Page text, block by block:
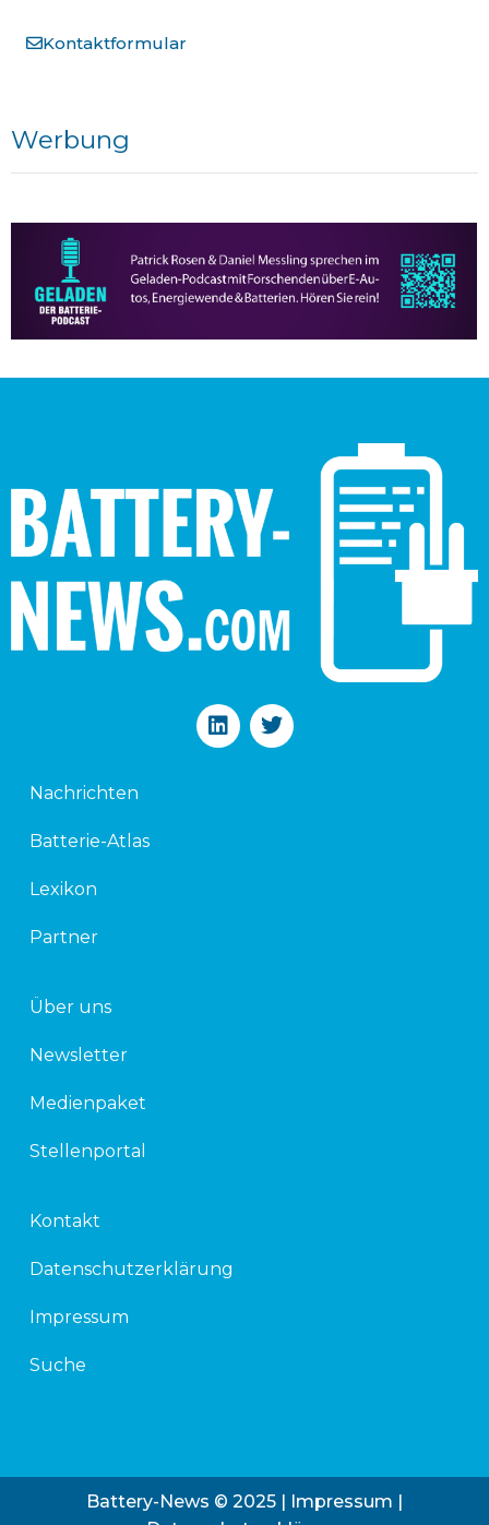
Kontaktformular
Werbung
L
i
T
w
Nachrichten
Batterie-Atlas
Lexikon
Partner
Über uns
Newsletter
Medienpaket
Stellenportal
Kontakt
Datenschutzerklärung
Impressum
Suche
Battery-News © 2025 | Impressum |